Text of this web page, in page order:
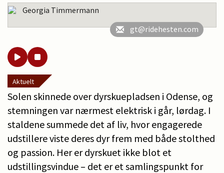
Georgia Timmermann
gt@ridehesten.com
Aktuelt
Solen skinnede over dyrskuepladsen i Odense, og
stemningen var nærmest elektrisk i går, lørdag. I
staldene summede det af liv, hvor engagerede
udstillere viste deres dyr frem med både stolthed
og passion. Her er dyrskuet ikke blot et
udstillingsvindue – det er et samlingspunkt for